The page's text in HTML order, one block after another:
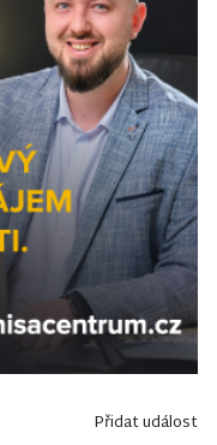
Přidat událost